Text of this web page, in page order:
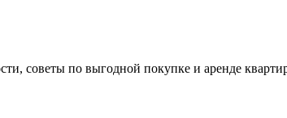
советы по выгодной покупке и аренде